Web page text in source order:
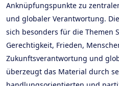
Anknüpfungspunkte zu
und globaler Verantwortung.
sich besonders für die Themen
Gerechtigkeit, Frieden,
Zukunftsverantwortung und
überzeugt das Material durch